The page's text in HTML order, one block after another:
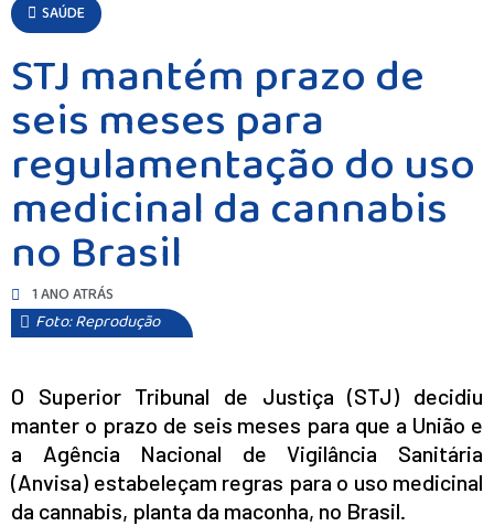
SAÚDE
STJ mantém prazo de
seis meses para
regulamentação do uso
medicinal da cannabis
no Brasil
1 ANO ATRÁS
Foto: Reprodução
O Superior Tribunal de Justiça (STJ) decidiu
manter o prazo de seis meses para que a União e
a Agência Nacional de Vigilância Sanitária
(Anvisa) estabeleçam regras para o uso medicinal
da cannabis, planta da maconha, no Brasil.